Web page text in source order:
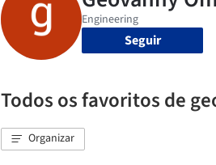
Seguir
Todos os favoritos de
Organizar